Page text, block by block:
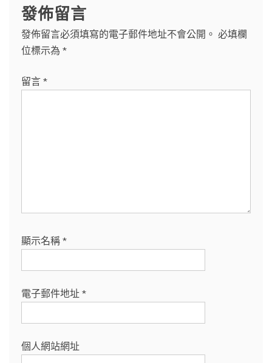
發佈留言
發佈留言必須填寫的電子郵件地址不會公開。 必填欄
位標示為 *
留言 *
顯示名稱 *
電子郵件地址 *
個人網站網址